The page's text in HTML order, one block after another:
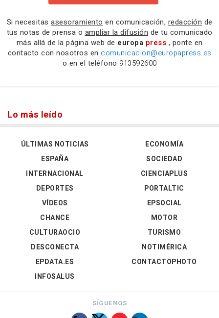
Si necesitas asesoramiento en comunicación, redacción de
tus notas de prensa o ampliar la difusión de tu comunicado
más allá de la página web de europa press , ponte en
contacto con nosotros en comunicacion@europapress.es
o en el teléfono 913592600
Lo más leído
ÚLTIMAS NOTICIAS
ESPAÑA
INTERNACIONAL
DEPORTES
VÍDEOS
ECONOMÍA
SOCIEDAD
CIENCIAPLUS
PORTALTIC
EPSOCIAL
CHANCE
CULTURAOCIO
DESCONECTA
EPDATA.ES
INFOSALUS
MOTOR
TURISMO
NOTIMÉRICA
CONTACTOPHOTO
SÍGUENOS